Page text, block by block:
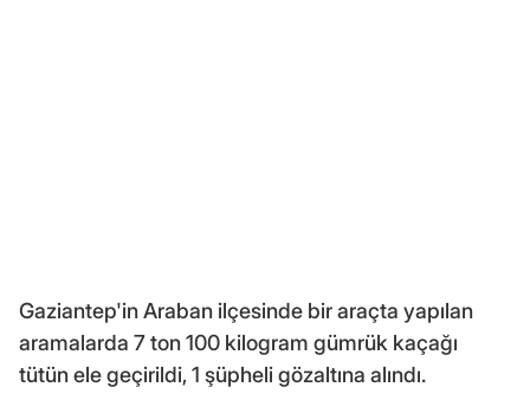
Gaziantep'in Araban ilçesinde bir araçta yapılan
aramalarda 7 ton 100 kilogram gümrük kaçağı
tütün ele geçirildi, 1 şüpheli gözaltına alındı.